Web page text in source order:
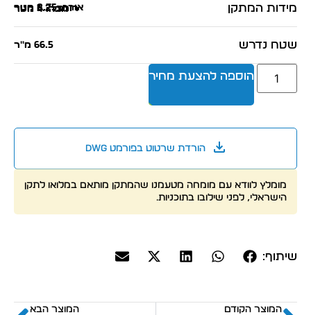
מידות המתקן אורך: 8.75 מטר
רוחב: 5.2 מטר
גובה: 4 מטר
שטח נדרש 66.5 מ"ר
הוספה להצעת מחיר
הורדת שרטוט בפורמט dwg
מומלץ לוודא עם מומחה מטעמנו שהמתקן מותאם במלואו לתקן
הישראלי, לפני שילובו בתוכניות.
שיתוף:
המוצר הקודם המוצר הבא